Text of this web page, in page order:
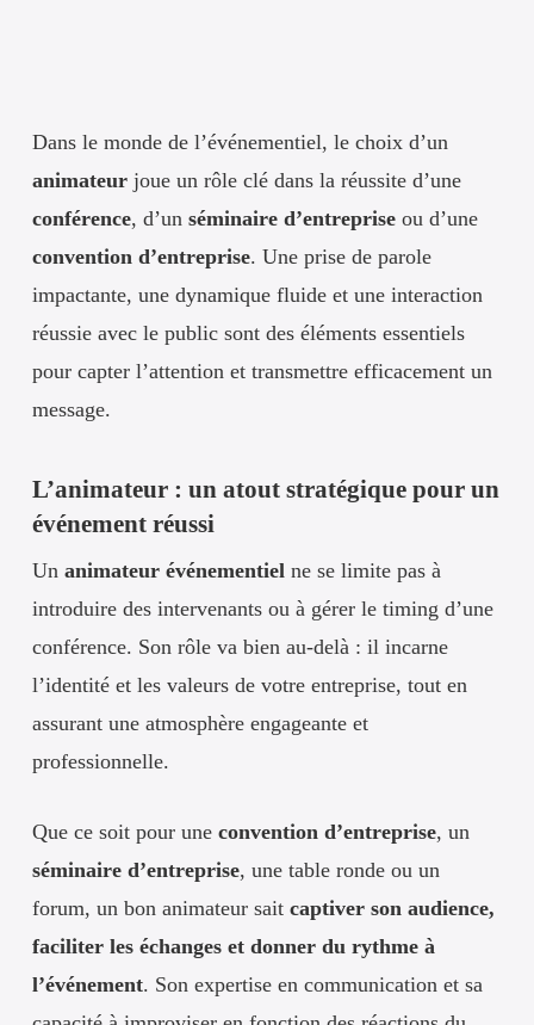
Dans le monde de l’événementiel, le choix d’un
animateurjoue un rôle clé dans la réussite d’une
conférence, d’un séminaire d’entrepriseou d’une
convention d’entreprise. Une prise de parole
impactante, une dynamique fluide et une interaction
réussie avec le public sont des éléments essentiels
pour capter l’attention et transmettre efficacement un
message.
L’animateur : un atout stratégique pour un
événement réussi
Un animateur événementielne se limite pas à
introduire des intervenants ou à gérer le timing d’une
conférence. Son rôle va bien au-delà : il incarne
l’identité et les valeurs de votre entreprise, tout en
assurant une atmosphère engageante et
professionnelle.
Que ce soit pour une convention d’entreprise, un
séminaire d’entreprise, une table ronde ou un
forum, un bon animateur sait captiver son audience,
faciliter les échanges et donner du rythme à
l’événement. Son expertise en communication et sa